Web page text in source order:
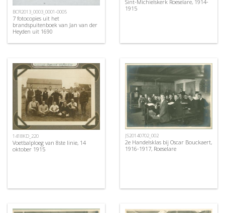
BCR2013_0003_0001-0005
7 fotocopies uit het
brandspuitenboek van Jan van der
Heyden uit 1690
Sint-Michielskerk Roeselare, 1914-
1915
1418KD_220
Voetbalploeg van 8ste linie, 14
oktober 1915
JS20140702_002
2e Handelsklas bij Oscar Bouckaert,
1916-1917, Roeselare